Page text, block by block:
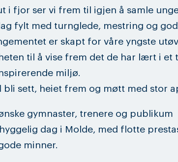
i fjor ser vi frem til igjen å samle
fylt med turnglede, mestring og
er skapt for våre yngste
til å vise frem det de har lært i et
miljø.
bli sett, heiet frem og møtt med stor
gymnaster, trenere og publikum
dag i Molde, med flotte
minner.